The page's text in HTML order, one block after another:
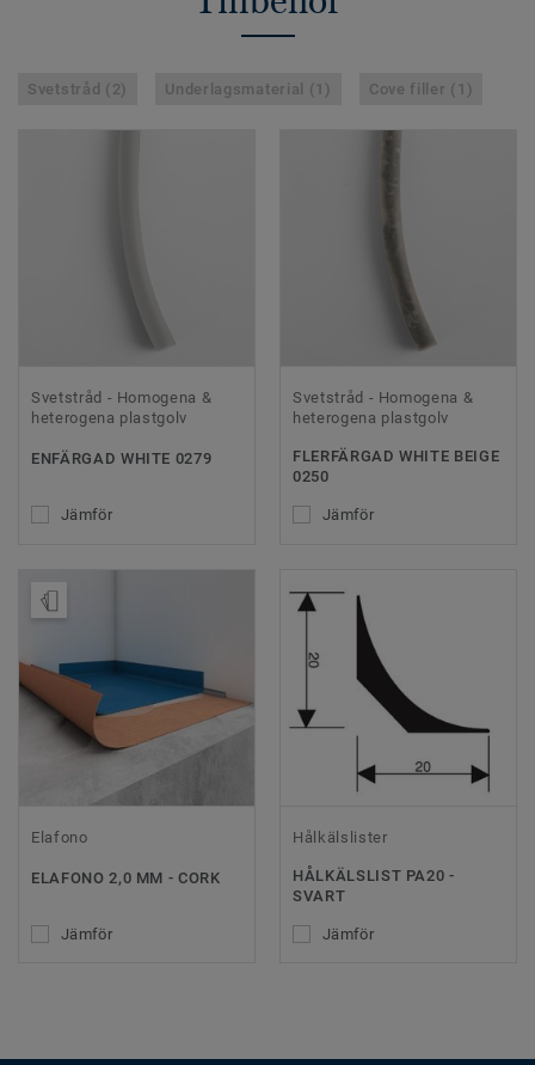
Svetstråd (2) Underlagsmaterial (1) Cove filler (1)
Svetstråd - Homogena &
heterogena plastgolv
ENFÄRGAD WHITE 0279
Jämför
Svetstråd - Homogena &
heterogena plastgolv
FLERFÄRGAD WHITE BEIGE
0250
Jämför
Elafono
ELAFONO 2,0 MM - CORK
Jämför
Hålkälslister
HÅLKÄLSLIST PA20 -
SVART
Jämför